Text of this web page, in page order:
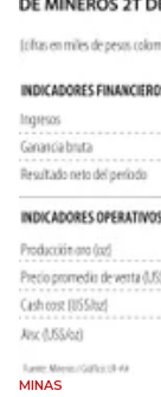
MINAS